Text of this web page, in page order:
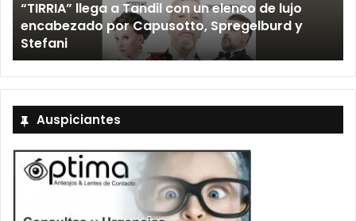
12 septiembre, 2026
Los Fabulosos Cadillacs anunciaron su show en
Tandil y ya están a la venta las entradas
Auspiciantes